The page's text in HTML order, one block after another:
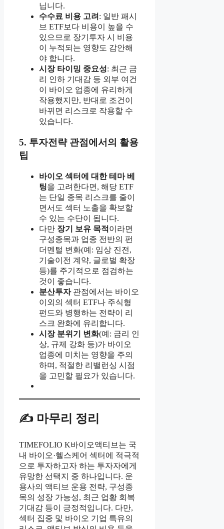
닙니다.
수수료 비용 고려 : 일반 패시
브 ETF보다 비용이 높을 수
있으므로 장기투자 시 비용
이 누적되는 영향도 감안해
야 합니다.
시장 타이밍 중요성: 최근 금
리 인하 기대감 등 외부 여건
이 바이오 업종에 유리하게
작용했지만, 반대로 조건이
바뀌면 리스크로 작용할 수
있습니다.
5. 투자전략 관점에서의 활용
팁
바이오 섹터에 대한 테마 베
팅을 고려한다면, 해당 ETF
는 단일 종목 리스크를 줄이
면서도 섹터 노출을 확보할
수 있는 수단이 됩니다.
다만 장기 보유 목적 이라면
구성종목과 업종 전반의 펀
더멘털 변화(예: 임상 진전,
기술이전 계약, 글로벌 확장
등)를 주기적으로 점검하는
것이 좋습니다.
분산투자관점에서는 바이오
이외의 섹터 ETF나 주식형
펀드와 병행하는 전략이 리
스크 완화에 유리합니다.
시장 분위기 변화(예: 금리 인
상, 규제 강화 등)가 바이오
업종에 미치는 영향을 주의
하며, 적절한 리밸런싱 시점
을 고민할 필요가 있습니다.
✍️ 마무리 정리
TIMEFOLIO K바이오액티브는 국
내 바이오·헬스케어 섹터에 적극적
으로 투자하고자 하는 투자자에게
유망한 선택지 중 하나입니다. 운
용사의 액티브 운용 전략, 구성종
목의 성장 가능성, 최근 업황 회복
기대감 등이 긍정적입니다. 다만,
섹터 집중 및 바이오 기업 특유의